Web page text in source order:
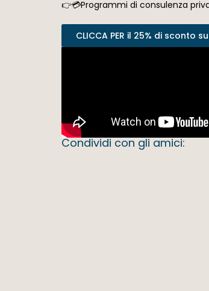
👉💳Programmi di consulenza
CLICCA PER il 25% di sconto
Condividi con gli amici: